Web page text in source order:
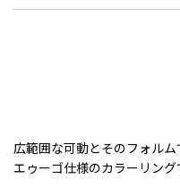
広範囲な可動とそのフォル
エゥーゴ仕様のカラーリング